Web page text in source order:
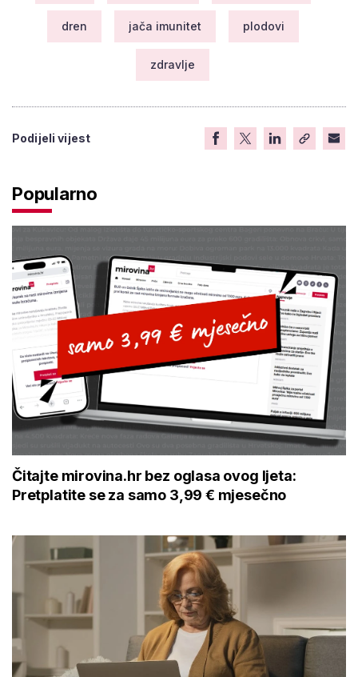
dren jača imunitet plodovi
zdravlje
Podijeli vijest
Popularno
Čitajte mirovina.hr bez oglasa ovog ljeta:
Pretplatite se za samo 3,99 € mjesečno